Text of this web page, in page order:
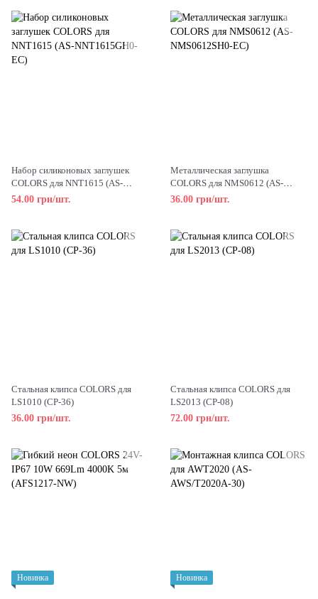
Набор силиконовых заглушек
COLORS для NNT1615 (AS-
NNT1615GH0-EC)
54.00 грн/шт.
Металлическая заглушка
COLORS для NMS0612 (AS-
NMS0612SH0-EC)
36.00 грн/шт.
Стальная клипса COLORS для
LS1010 (CP-36)
36.00 грн/шт.
Стальная клипса COLORS для
LS2013 (CP-08)
72.00 грн/шт.
Новинка Новинка